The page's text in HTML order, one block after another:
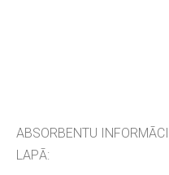
ABSORBENTU
LAPĀ: